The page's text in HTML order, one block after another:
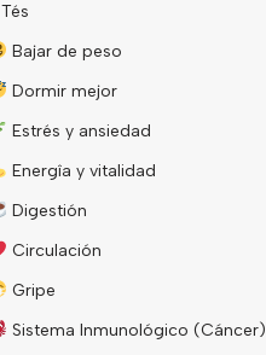
Tés
Bajar de peso
Dormir mejor
Estrés y ansiedad
Energîa y vitalidad
Digestión
Circulación
Gripe
Sistema Inmunológico (Cáncer)